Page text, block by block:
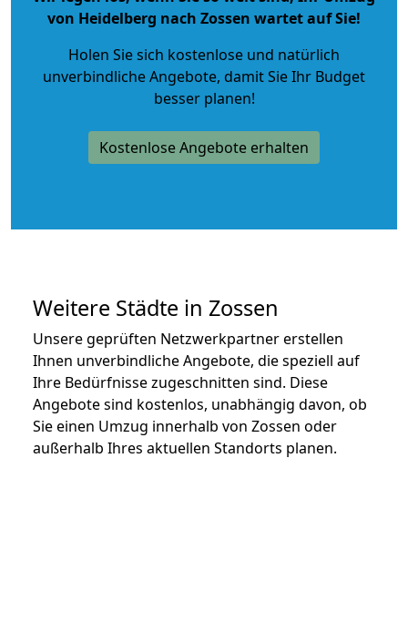
von Heidelberg nach Zossen wartet auf Sie!
Holen Sie sich kostenlose und natürlich
unverbindliche Angebote, damit Sie Ihr Budget
besser planen!
Kostenlose Angebote erhalten
Weitere Städte in Zossen
Unsere geprüften Netzwerkpartner erstellen
Ihnen unverbindliche Angebote, die speziell auf
Ihre Bedürfnisse zugeschnitten sind. Diese
Angebote sind kostenlos, unabhängig davon, ob
Sie einen Umzug innerhalb von Zossen oder
außerhalb Ihres aktuellen Standorts planen.